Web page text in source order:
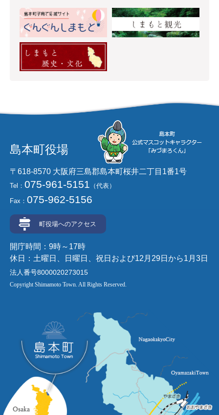
島本町役場
〒618-8570 大阪府三島郡島本町桜井二丁目1番1号
Tel： 075-961-5151 （代表）
Fax： 075-962-5156
町役場へのアクセス
開庁時間：9時～17時
休日：土曜日、日曜日、祝日および12月29日から1月3日
法人番号8000020273015
Copyright Shimamoto Town. All Rights Reserved.